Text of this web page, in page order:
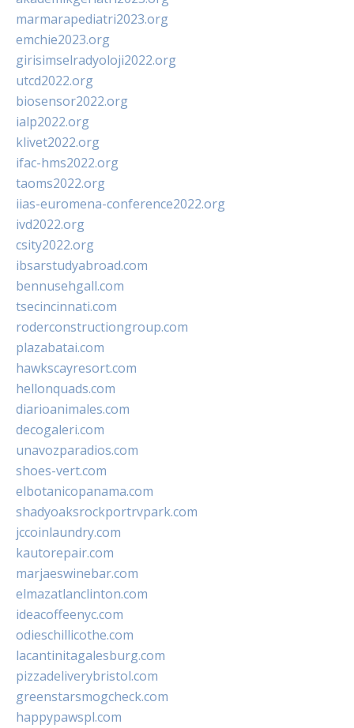
marmarapediatri2023.org
emchie2023.org
girisimselradyoloji2022.org
utcd2022.org
biosensor2022.org
ialp2022.org
klivet2022.org
ifac-hms2022.org
taoms2022.org
iias-euromena-conference2022.org
ivd2022.org
csity2022.org
ibsarstudyabroad.com
bennusehgall.com
tsecincinnati.com
roderconstructiongroup.com
plazabatai.com
hawkscayresort.com
hellonquads.com
diarioanimales.com
decogaleri.com
unavozparadios.com
shoes-vert.com
elbotanicopanama.com
shadyoaksrockportrvpark.com
jccoinlaundry.com
kautorepair.com
marjaeswinebar.com
elmazatlanclinton.com
ideacoffeenyc.com
odieschillicothe.com
lacantinitagalesburg.com
pizzadeliverybristol.com
greenstarsmogcheck.com
happypawspl.com